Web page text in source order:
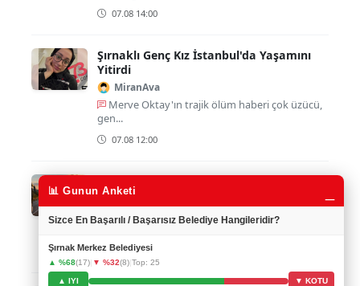
07.08 14:00
Şırnaklı Genç Kız İstanbul'da Yaşamını
Yitirdi
MiranAva
Merve Oktay'ın trajik ölüm haberi çok üzücü,
gen...
07.08 12:00
Elif7373
Üniversite öğrencilerine böyle bir fırsat
sunulmas...
07.08 11:00
📊 Gunun Anketi
Sizce En Başarılı / Başarısız Belediye Hangileridir?
Şırnak Merkez Belediyesi
▲ %68(17)| ▼ %32(8)|Top: 25
▲ IYI ▼ KOTU